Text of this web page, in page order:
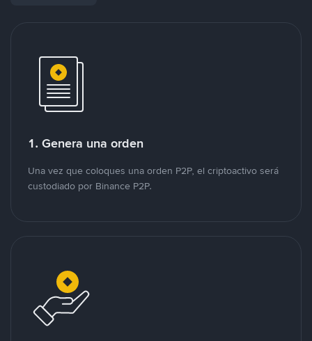
1. Genera una orden
Una vez que coloques una orden P2P, el criptoactivo será
custodiado por Binance P2P.